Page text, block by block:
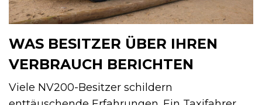
WAS BESITZER ÜBER IHREN
VERBRAUCH BERICHTEN
Viele NV200-Besitzer schildern